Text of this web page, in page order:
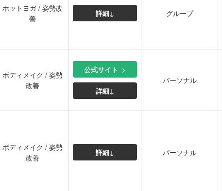
ホットヨガ / 姿勢改
善
詳細↓ グループ
ボディメイク / 姿勢
改善
公式サイト
詳細↓
パーソナル
ボディメイク / 姿勢
改善
詳細↓ パーソナル